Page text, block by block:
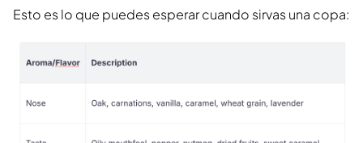
Esto es lo que puedes esperar cuando sirvas una copa: